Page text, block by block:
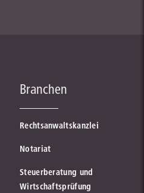
Branchen
Rechtsanwaltskanzlei
Notariat
Steuerberatung und
Wirtschaftsprüfung